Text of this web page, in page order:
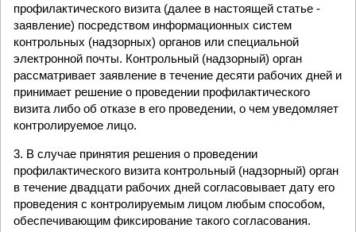
профилактического визита (далее в настоящей статье -
заявление) посредством информационных систем
контрольных (надзорных) органов или специальной
электронной почты. Контрольный (надзорный) орган
рассматривает заявление в течение десяти рабочих дней и
принимает решение о проведении профилактического
визита либо об отказе в его проведении, о чем уведомляет
контролируемое лицо.
3. В случае принятия решения о проведении
профилактического визита контрольный (надзорный) орган
в течение двадцати рабочих дней согласовывает дату его
проведения с контролируемым лицом любым способом,
обеспечивающим фиксирование такого согласования.